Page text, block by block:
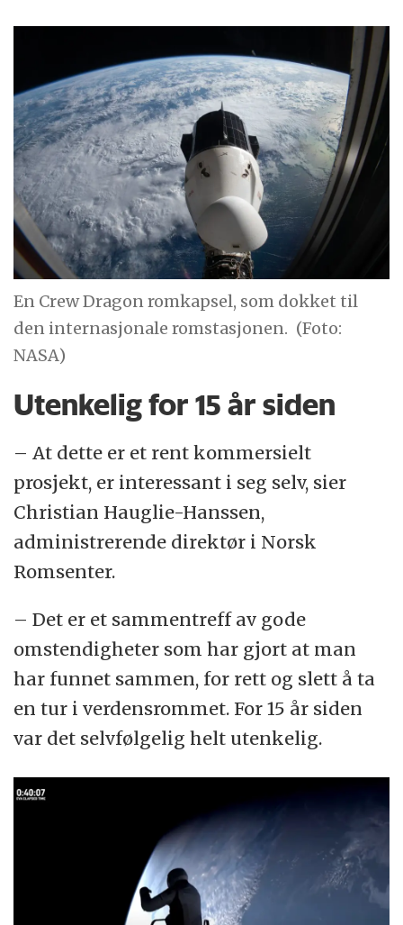
En Crew Dragon romkapsel, som dokket til
den internasjonale romstasjonen. (Foto:
NASA)
Utenkelig for 15 år siden
– At dette er et rent kommersielt
prosjekt, er interessant i seg selv, sier
Christian Hauglie-Hanssen,
administrerende direktør i Norsk
Romsenter.
– Det er et sammentreff av gode
omstendigheter som har gjort at man
har funnet sammen, for rett og slett å ta
en tur i verdensrommet. For 15 år siden
var det selvfølgelig helt utenkelig.